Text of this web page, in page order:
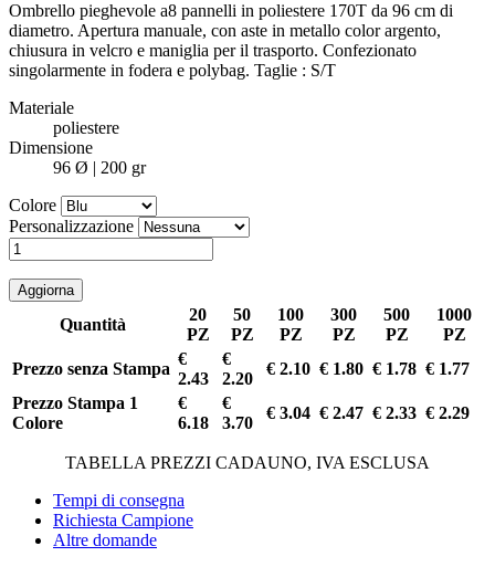
Ombrello pieghevole a8 pannelli in poliestere 170T da 96 cm di
diametro. Apertura manuale, con aste in metallo color argento,
chiusura in velcro e maniglia per il trasporto. Confezionato
singolarmente in fodera e polybag. Taglie : S/T
Materiale
poliestere
Dimensione
96 Ø | 200 gr
Colore
Personalizzazione
Quantità
20
PZ
50
PZ
100
PZ
300
PZ
500
PZ
1000
PZ
Prezzo senza Stampa
€
2.43
€
2.20
€ 2.10 € 1.80 € 1.78 € 1.77
Prezzo Stampa 1
Colore
€
6.18
€
3.70
€ 3.04 € 2.47 € 2.33 € 2.29
TABELLA PREZZI CADAUNO, IVA ESCLUSA
Tempi di consegna
Richiesta Campione
Altre domande